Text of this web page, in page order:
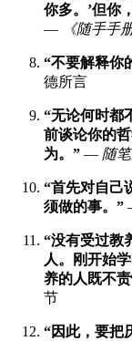
你多。’但你
—
《随手手
“不要解释你
德所言
“无论何时都
前谈论你的
为。” — 随
“首先对自己
须做的事。”
“没有受过教
人。刚开始
养的人既不
节
“因此，要把